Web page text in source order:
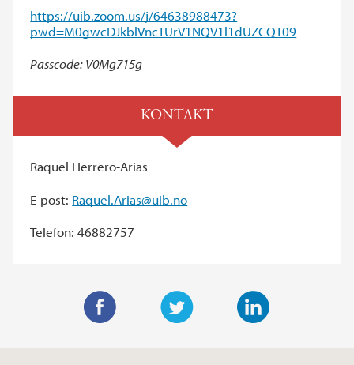
https://uib.zoom.us/j/64638988473?
pwd=M0gwcDJkblVncTUrV1NQV1l1dUZCQT09
Passcode: V0Mg715g
KONTAKT
Raquel Herrero-Arias
E-post: Raquel.Arias@uib.no
Telefon: 46882757